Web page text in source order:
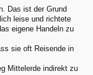
Das ist der Grund
leise und richtete
eigene Handeln zu
sie oft Reisende in
Mittelerde indirekt zu